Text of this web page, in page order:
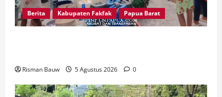
Berita Kabupaten Fakfak Papua Barat
Risman Bauw 5 Agustus 2026 0